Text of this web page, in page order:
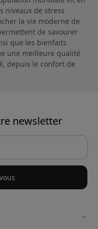
niveaux de stress
la vie moderne de
de savourer
que les bienfaits
une meilleure qualité
depuis le confort de
newsletter